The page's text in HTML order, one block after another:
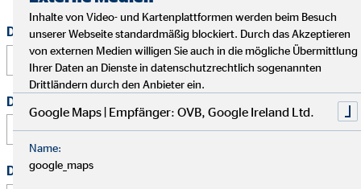
Dein vollständiger Name*
Deine E-Mail Adresse
Deine Telefonnummer
Inhalte von Video- und Kartenplattformen werden beim Besuch
unserer Webseite standardmäßig blockiert. Durch das Akzeptieren
von externen Medien willigen Sie auch in die mögliche Übermittlung
Ihrer Daten an Dienste in datenschutzrechtlich sogenannten
Drittländern durch den Anbieter ein.
Google Maps | Empfänger: OVB, Google Ireland Ltd.
Name:
google_maps